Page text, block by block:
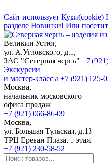
Сайт использует Куки(cookie)
разделе Новинки! Или
Великий Устюг,
ул. А.Угловского, д.1,
ЗАО "Северная чернь" +7
Экскурсии
и мастер-классы +7 (921) 125-
Москва,
начальник московского
офиса продаж
+7 (921) 066-86-09
Москва,
ул. Большая Тульская, д.13
ТРЦ Ереван Плаза, 1 этаж
+7 (921) 230-58-52